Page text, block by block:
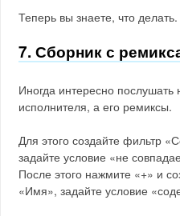
Теперь вы знаете, что делать.
7. Сборник с
Иногда интересно послушать
исполнителя, а его ремиксы.
Для этого создайте фильтр
задайте условие «не
После этого нажмите «+» и
«Имя», задайте условие